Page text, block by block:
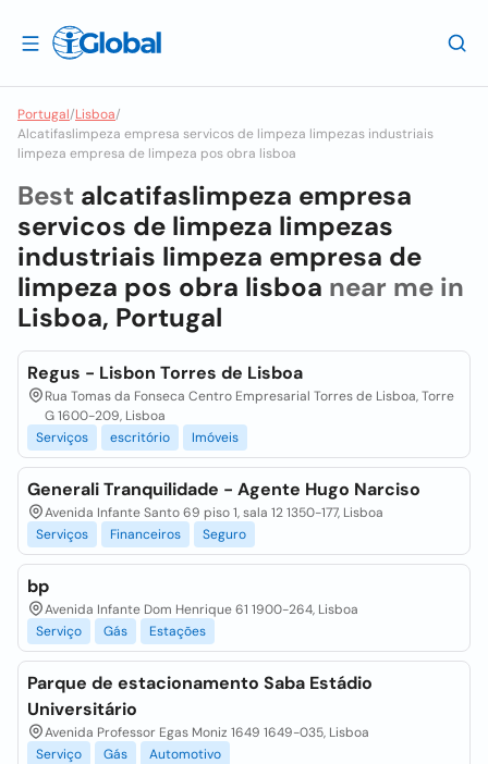
Portugal/Lisboa/
Alcatifaslimpeza empresa servicos de limpeza limpezas industriais
limpeza empresa de limpeza pos obra lisboa
Best alcatifaslimpeza empresa
servicos de limpeza limpezas
industriais limpeza empresa de
limpeza pos obra lisboa near me in
Lisboa, Portugal
Regus - Lisbon Torres de Lisboa
Rua Tomas da Fonseca Centro Empresarial Torres de Lisboa, Torre
G 1600-209, Lisboa
Serviços
escritório Imóveis
Generali Tranquilidade - Agente Hugo Narciso
Avenida Infante Santo 69 piso 1, sala 12 1350-177, Lisboa
Serviços
Financeiros Seguro
bp
Avenida Infante Dom Henrique 61 1900-264, Lisboa
Serviço
Gás Estações
Parque de estacionamento Saba Estádio
Universitário
Avenida Professor Egas Moniz 1649 1649-035, Lisboa
Serviço
Gás Automotivo